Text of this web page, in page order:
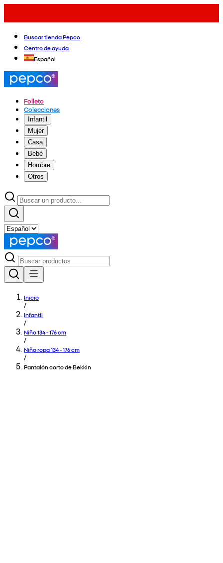
Buscar tienda Pepco
Centro de ayuda
Español
Folleto
Colecciones
Infantil
Mujer
Casa
Bebé
Hombre
Otros
Inicio
/
Infantil
/
Niño 134 - 176 cm
/
Niño ropa 134 - 176 cm
/
Pantalón corto de Bekkin